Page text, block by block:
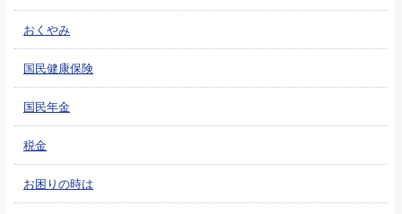
おくやみ
国民健康保険
国民年金
税金
お困りの時は